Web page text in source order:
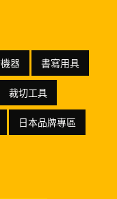
器 書寫用具
裁切工具
日本品牌專區